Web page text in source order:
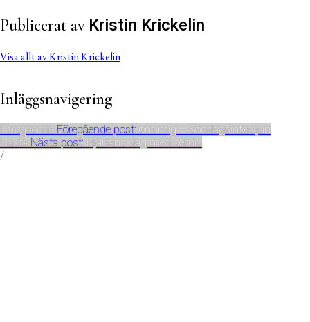
Publicerat av Kristin Krickelin
Visa allt av Kristin Krickelin
Inläggsnavigering
Föregående Föregående post: om mig – Söndagsintervjun
Nästa Nästa post: Hjärtans dag med semla
/